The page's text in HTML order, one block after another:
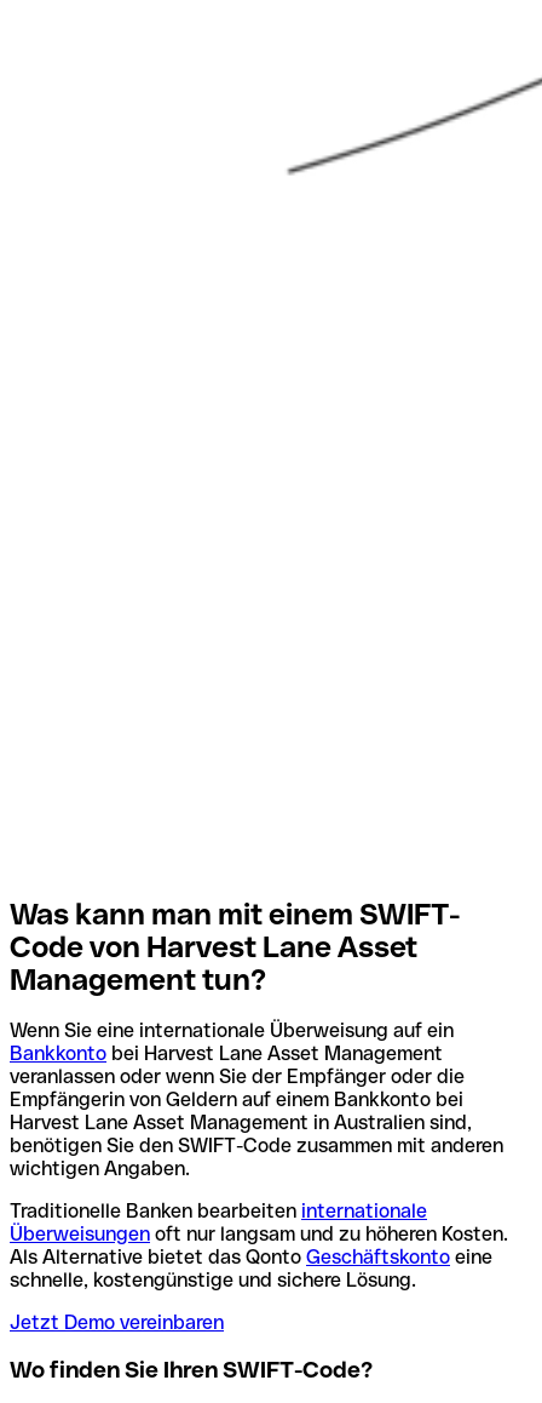
Was kann man mit einem SWIFT-
Code von Harvest Lane Asset
Management tun?
Wenn Sie eine internationale Überweisung auf ein
Bankkonto bei Harvest Lane Asset Management
veranlassen oder wenn Sie der Empfänger oder die
Empfängerin von Geldern auf einem Bankkonto bei
Harvest Lane Asset Management in Australien sind,
benötigen Sie den SWIFT-Code zusammen mit anderen
wichtigen Angaben.
Traditionelle Banken bearbeiten internationale
Überweisungen oft nur langsam und zu höheren Kosten.
Als Alternative bietet das Qonto Geschäftskonto eine
schnelle, kostengünstige und sichere Lösung.
Jetzt Demo vereinbaren
Wo finden Sie Ihren SWIFT-Code?